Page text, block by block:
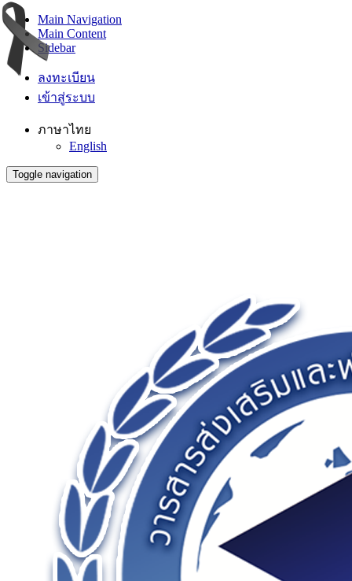
Main Navigation
Main Content
Sidebar
ลงทะเบียน
เข้าสู่ระบบ
ภาษาไทย
English
Toggle navigation